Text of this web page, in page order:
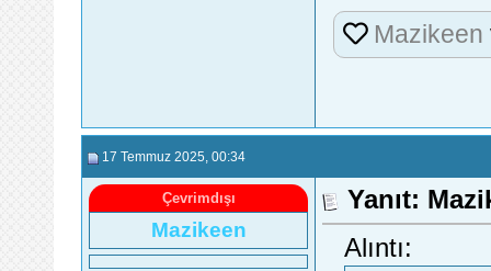
Mazikeen
17 Temmuz 2025 , 00:34
Çevrimdışı
Mazikeen
Yanıt:
Alıntı: